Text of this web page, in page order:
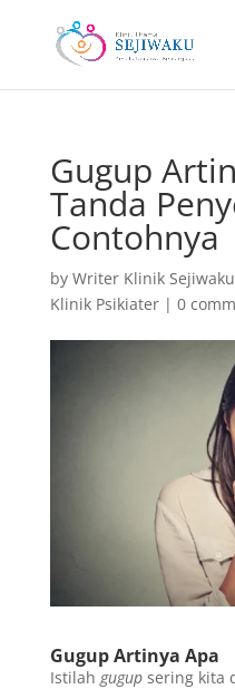
Gugup
Tanda
Contohnya
by Writer Klinik Sejiwaku
Klinik Psikiater| 0
Gugup Artinya Apa
Istilah gugupsering kita